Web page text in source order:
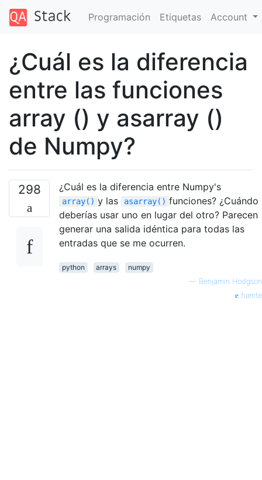
Programación Etiquetas Account
¿Cuál es la diferencia
entre las funciones
array () y asarray ()
de Numpy?
298 ¿Cuál es la diferencia entre Numpy's
array() y las asarray() funciones? ¿Cuándo
deberías usar uno en lugar del otro? Parecen
generar una salida idéntica para todas las
entradas que se me ocurren.
python arrays
numpy
— Benjamin Hodgson
fuente